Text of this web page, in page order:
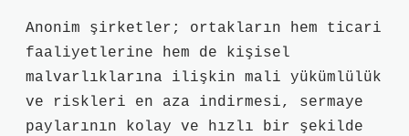
Anonim şirketler; ortakların hem ticari
faaliyetlerine hem de kişisel
malvarlıklarına ilişkin mali yükümlülük
ve riskleri en aza indirmesi, sermaye
paylarının kolay ve hızlı bir şekilde